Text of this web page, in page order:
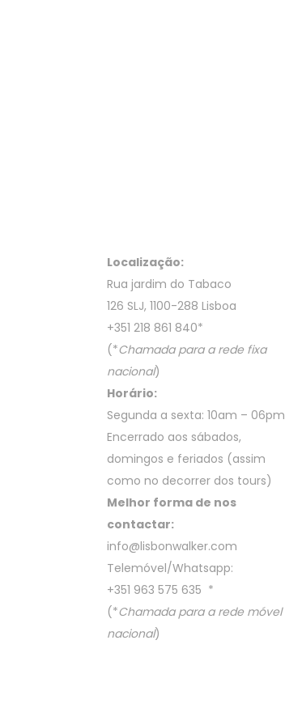
Localização:
Rua jardim do Tabaco
126 SLJ, 1100-288 Lisboa
+351 218 861 840*
(*Chamada para a rede fixa
nacional)
Horário:
Segunda a sexta: 10am – 06pm
Encerrado aos sábados,
domingos e feriados (assim
como no decorrer dos tours)
Melhor forma de nos
contactar:
info@lisbonwalker.com
Telemóvel/Whatsapp:
+351 963 575 635 *
(*Chamada para a rede móvel
nacional)